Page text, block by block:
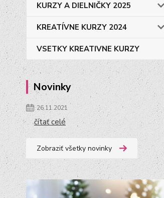
KURZY A DIELNIČKY 2025
KREATÍVNE KURZY 2024
VSETKY KREATIVNE KURZY
Novinky
26.11.2021
čítať celé
Zobraziť všetky novinky